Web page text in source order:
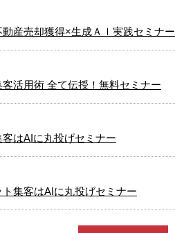
産売却獲得×生成ＡＩ実践セミナー
活用術 全て伝授！無料セミナー
はAIに丸投げセミナー
集客はAIに丸投げセミナー